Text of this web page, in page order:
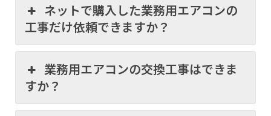
ネットで購入した業務用エアコンの
工事だけ依頼できますか？
業務用エアコンの交換工事はできま
すか？